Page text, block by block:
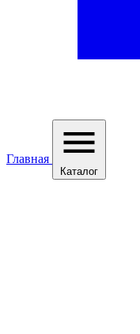
Главная
Каталог